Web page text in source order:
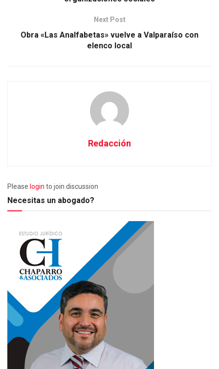
Next Post
Obra «Las Analfabetas» vuelve a Valparaíso con
elenco local
Redacción
Please login to join discussion
Necesitas un abogado?